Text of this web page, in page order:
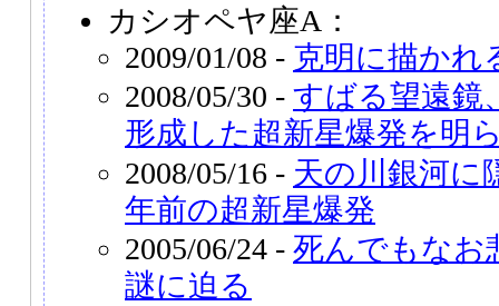
カシオペヤ座A：
2009/01/08 - 克明に描かれ
2008/05/30 - すばる望遠鏡
形成した超新星爆発を明
2008/05/16 - 天の川銀河に
年前の超新星爆発
2005/06/24 - 死んでもなお
謎に迫る